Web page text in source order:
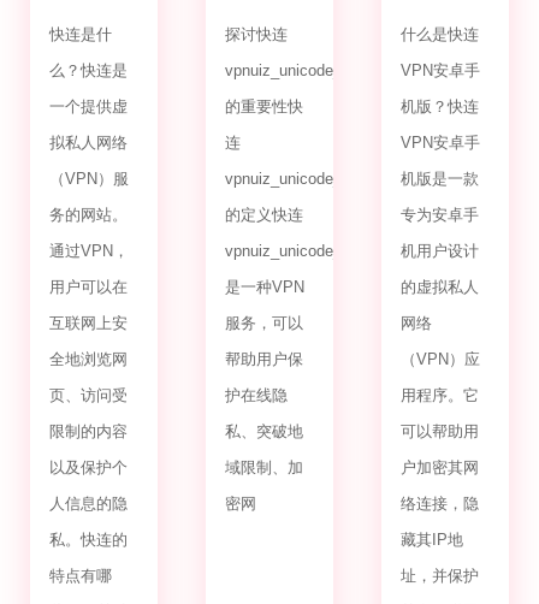
快连是什
么？快连是
一个提供虚
拟私人网络
（VPN）服
务的网站。
通过VPN，
用户可以在
互联网上安
全地浏览网
页、访问受
限制的内容
以及保护个
人信息的隐
私。快连的
特点有哪
探讨快连
vpnuiz_unicode_2.0
的重要性快
连
vpnuiz_unicode_2.0
的定义快连
vpnuiz_unicode_2.0
是一种VPN
服务，可以
帮助用户保
护在线隐
私、突破地
域限制、加
密网
版
什么是快连
VPN安卓手
机版？快连
VPN安卓手
机版是一款
专为安卓手
机用户设计
的虚拟私人
网络
（VPN）应
用程序。它
可以帮助用
户加密其网
络连接，隐
藏其IP地
址，并保护